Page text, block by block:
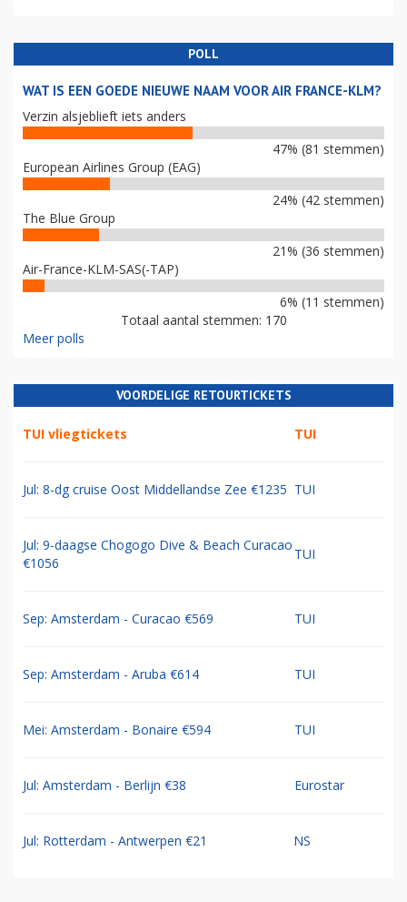
POLL
WAT IS EEN GOEDE NIEUWE NAAM VOOR AIR FRANCE-KLM?
Verzin alsjeblieft iets anders
47% (81 stemmen)
European Airlines Group (EAG)
24% (42 stemmen)
The Blue Group
21% (36 stemmen)
Air-France-KLM-SAS(-TAP)
6% (11 stemmen)
Totaal aantal stemmen: 170
Meer polls
VOORDELIGE RETOURTICKETS
TUI vliegtickets TUI
Jul: 8-dg cruise Oost Middellandse Zee €1235 TUI
Jul: 9-daagse Chogogo Dive & Beach Curacao
€1056
TUI
Sep: Amsterdam - Curacao €569 TUI
Sep: Amsterdam - Aruba €614 TUI
Mei: Amsterdam - Bonaire €594 TUI
Jul: Amsterdam - Berlijn €38 Eurostar
Jul: Rotterdam - Antwerpen €21 NS